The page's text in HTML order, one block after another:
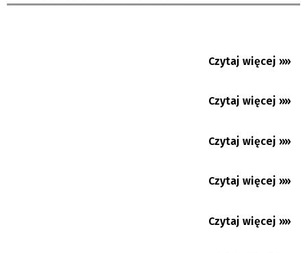
02.08.2026
Czytaj więcej »»
30.07.2026
Czytaj więcej »»
28.07.2026
Zinedine Zidane trenerem piłkarskiej
Czytaj więcej »»
27.07.2026
Czytaj więcej »»
26.07.2026
Czytaj więcej »»